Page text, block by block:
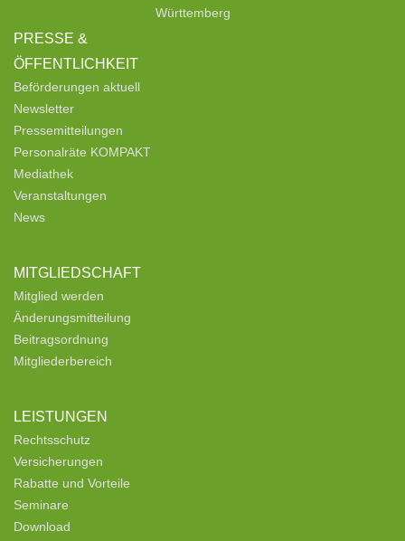
PRESSE &
ÖFFENTLICHKEIT
Beförderungen aktuell
Newsletter
Pressemitteilungen
Personalräte KOMPAKT
Mediathek
Veranstaltungen
News
MITGLIEDSCHAFT
Mitglied werden
Änderungsmitteilung
Beitragsordnung
Mitgliederbereich
LEISTUNGEN
Rechtsschutz
Versicherungen
Rabatte und Vorteile
Seminare
Download
Württemberg